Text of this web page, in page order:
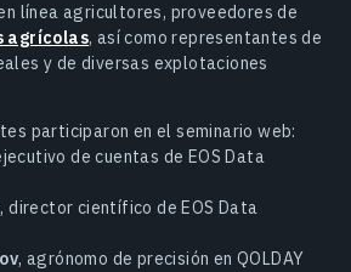
línea agricultores, proveedores de
agrícolas, así como representantes de
y de diversas explotaciones
participaron en el seminario web:
de cuentas de EOS Data
, director científico de EOS Data
, agrónomo de precisión en QOLDAY